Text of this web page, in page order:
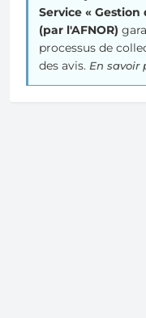
Service « Gestion
(par l'AFNOR)
processus de
des avis. En savoir